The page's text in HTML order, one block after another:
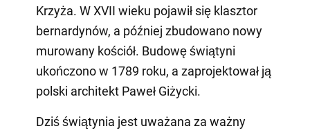
Krzyża. W XVII wieku pojawił się klasztor
bernardynów, a później zbudowano nowy
murowany kościół. Budowę świątyni
ukończono w 1789 roku, a zaprojektował ją
polski architekt Paweł Giżycki.
Dziś świątynia jest uważana za ważny